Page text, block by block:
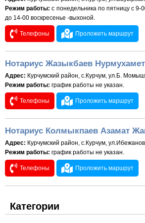
Режим работы: с понедельника по пятницу с 9-
до 14-00 воскресенье -выхоной.
Телефоны Проложить маршрут
Нотариус Жазыкбаев
Адрес: Курчумский район, с.Курчум, ул.Б.
Режим работы: график работы не указан.
Телефоны Проложить маршрут
Нотариус Колмыкпаев Азамат
Адрес: Курчумский район, с.Курчум,
Режим работы: график работы не указан.
Телефоны Проложить маршрут
Категории